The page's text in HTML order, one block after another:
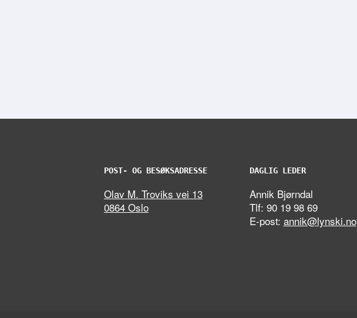
POST- OG BESØKSADRESSE
Olav M. Troviks vei 13
0864 Oslo
DAGLIG LEDER
Annik Bjørndal
Tlf: 90 19 98 69
E-post: annik@lynski.no